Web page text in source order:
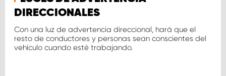
DIRECCIONALES
Con una luz de advertencia direccional, hará que el
resto de conductores y personas sean conscientes del
vehículo cuando esté trabajando.